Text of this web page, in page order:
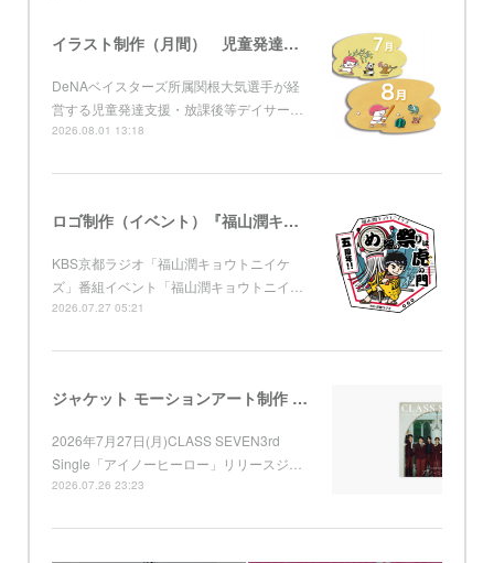
イラスト制作（月間） 児童発達支援・放課後等デイサービス グローブ
DeNAベイスターズ所属関根大気選手が経
営する児童発達支援・放課後等デイサー…
2026.08.01 13:18
ロゴ制作（イベント）『福山潤キョウトニイケズ ～五周年！め組の祭りは虎ノ門』 KBS京都
KBS京都ラジオ「福山潤キョウトニイケ
ズ」番組イベント「福山潤キョウトニイ…
2026.07.27 05:21
ジャケット モーションアート制作 （Apple Music) CLASS SEVEN 3rd Single「アイノーヒーロー」
2026年7月27日(月)CLASS SEVEN3rd
Single「アイノーヒーロー」リリースジ…
2026.07.26 23:23